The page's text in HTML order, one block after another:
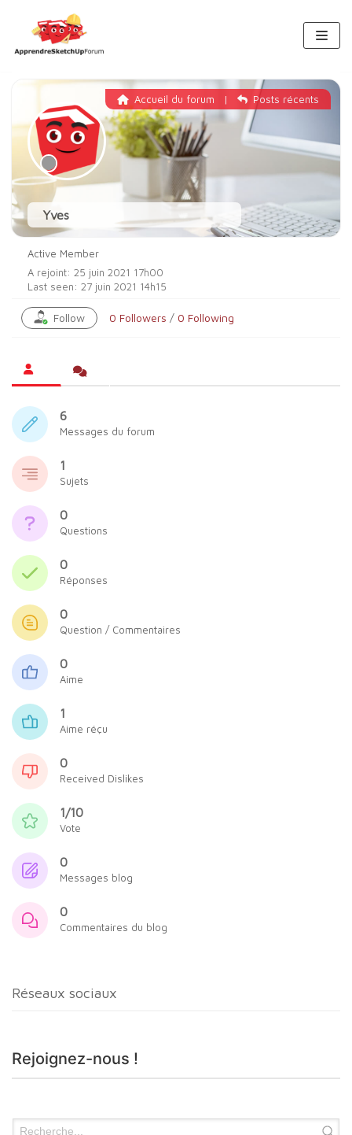
contenu
Yves
Accueil du forum | Posts récents
Active Member
A rejoint: 25 juin 2021 17h00
Last seen: 27 juin 2021 14h15
Follow 0 Followers / 0 Following
6
Messages du forum
1
Sujets
0
Questions
0
Réponses
0
Question / Commentaires
0
Aime
1
Aime réçu
0
Received Dislikes
1/10
Vote
0
Messages blog
0
Commentaires du blog
Réseaux sociaux
Rejoignez-nous !